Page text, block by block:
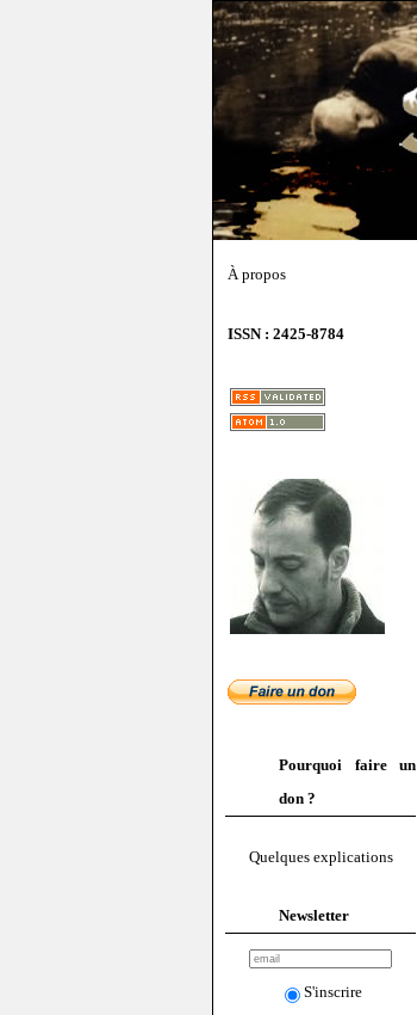
À propos
ISSN : 2425-8784
Pourquoi faire un
don ?
Quelques explications
Newsletter
S'inscrire